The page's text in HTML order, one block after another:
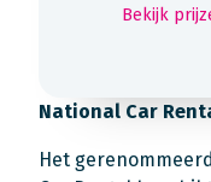
Bekijk
National Car
Het